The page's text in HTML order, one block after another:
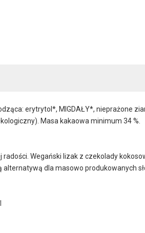
erytrytol*, MIGDAŁY*, nieprażone
Masa kakaowa minimum 34 %.
radości. Wegański lizak z czekolady
alternatywą dla masowo produkowanych